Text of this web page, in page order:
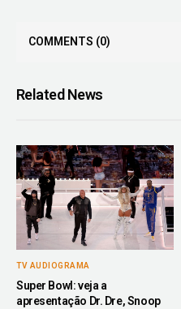
COMMENTS (0)
Related News
TV AUDIOGRAMA
Super Bowl: veja a
apresentação Dr. Dre, Snoop